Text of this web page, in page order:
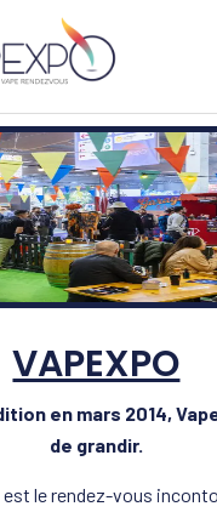
VAPEXPO
en mars 2014,
de grandir.
le rendez-vous